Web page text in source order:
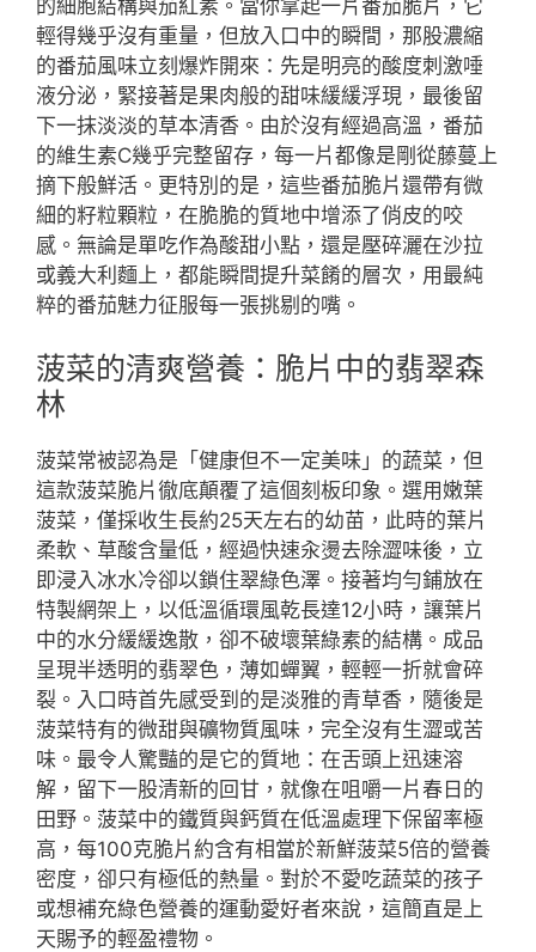
的細胞結構與茄紅素。當你拿起一片番茄脆片，它
輕得幾乎沒有重量，但放入口中的瞬間，那股濃縮
的番茄風味立刻爆炸開來：先是明亮的酸度刺激唾
液分泌，緊接著是果肉般的甜味緩緩浮現，最後留
下一抹淡淡的草本清香。由於沒有經過高溫，番茄
的維生素C幾乎完整留存，每一片都像是剛從藤蔓上
摘下般鮮活。更特別的是，這些番茄脆片還帶有微
細的籽粒顆粒，在脆脆的質地中增添了俏皮的咬
感。無論是單吃作為酸甜小點，還是壓碎灑在沙拉
或義大利麵上，都能瞬間提升菜餚的層次，用最純
粹的番茄魅力征服每一張挑剔的嘴。
菠菜的清爽營養：脆片中的翡翠森
林
菠菜常被認為是「健康但不一定美味」的蔬菜，但
這款菠菜脆片徹底顛覆了這個刻板印象。選用嫩葉
菠菜，僅採收生長約25天左右的幼苗，此時的葉片
柔軟、草酸含量低，經過快速汆燙去除澀味後，立
即浸入冰水冷卻以鎖住翠綠色澤。接著均勻鋪放在
特製網架上，以低溫循環風乾長達12小時，讓葉片
中的水分緩緩逸散，卻不破壞葉綠素的結構。成品
呈現半透明的翡翠色，薄如蟬翼，輕輕一折就會碎
裂。入口時首先感受到的是淡雅的青草香，隨後是
菠菜特有的微甜與礦物質風味，完全沒有生澀或苦
味。最令人驚豔的是它的質地：在舌頭上迅速溶
解，留下一股清新的回甘，就像在咀嚼一片春日的
田野。菠菜中的鐵質與鈣質在低溫處理下保留率極
高，每100克脆片約含有相當於新鮮菠菜5倍的營養
密度，卻只有極低的熱量。對於不愛吃蔬菜的孩子
或想補充綠色營養的運動愛好者來說，這簡直是上
天賜予的輕盈禮物。